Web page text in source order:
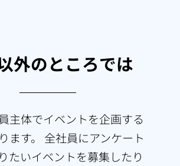
外のところでは
主体でイベントを企画する
ます。 全社員にアンケート
たいイベントを募集したり